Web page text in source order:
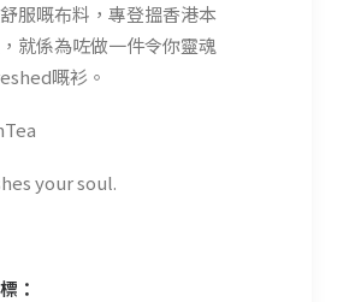
服嘅布料，專登搵香港本
就係為咗做一件令你靈魂
嘅衫。
your soul.
：